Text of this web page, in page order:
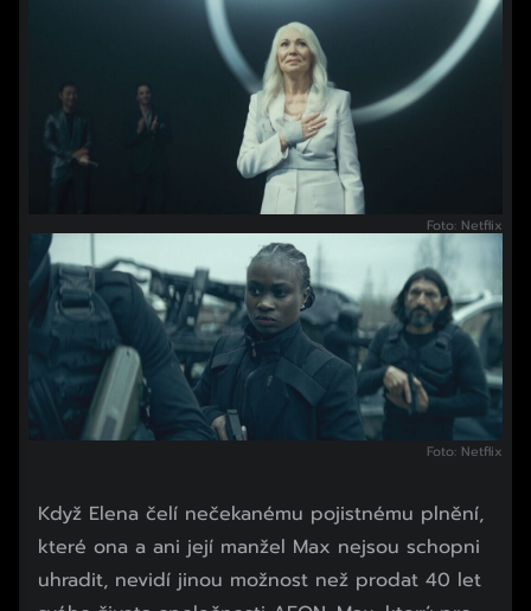
Foto: Netflix
Foto: Netflix
Když Elena čelí nečekanému pojistnému plnění,
které ona a ani její manžel Max nejsou schopni
uhradit, nevidí jinou možnost než prodat 40 let